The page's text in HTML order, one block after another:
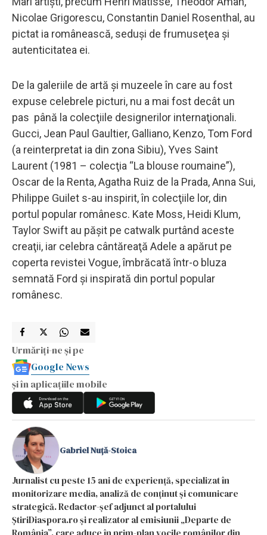
Nicolae Grigorescu, Constantin Daniel Rosenthal, au
pictat ia românească, seduşi de frumuseţea şi
autenticitatea ei.
De la galeriile de artă şi muzeele în care au fost
expuse celebrele picturi, nu a mai fost decât un
pas până la colecţiile designerilor internaţionali.
Gucci, Jean Paul Gaultier, Galliano, Kenzo, Tom Ford
(a reinterpretat ia din zona Sibiu), Yves Saint
Laurent (1981 – colecţia “La blouse roumaine”),
Oscar de la Renta, Agatha Ruiz de la Prada, Anna Sui,
Philippe Guilet s-au inspirit, în colecţiile lor, din
portul popular românesc. Kate Moss, Heidi Klum,
Taylor Swift au păşit pe catwalk purtând aceste
creaţii, iar celebra cântăreaţă Adele a apărut pe
coperta revistei Vogue, îmbrăcată într-o bluza
semnată Ford şi inspirată din portul popular
românesc.
Urmăriți-ne și pe
Google News
și în aplicațiile mobile
Gabriel Nuță-Stoica
Jurnalist cu peste 15 ani de experiență, specializat în
monitorizare media, analiză de conținut și comunicare
strategică. Redactor-șef adjunct al portalului
ȘtiriDiaspora.ro și realizator al emisiunii „Departe de